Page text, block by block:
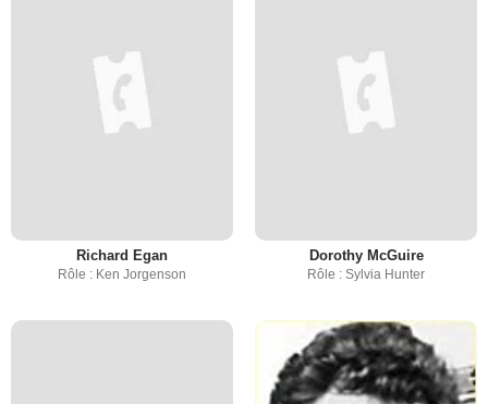
Richard Egan
Rôle : Ken Jorgenson
Dorothy McGuire
Rôle : Sylvia Hunter